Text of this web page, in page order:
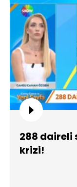
288 daireli
krizi!